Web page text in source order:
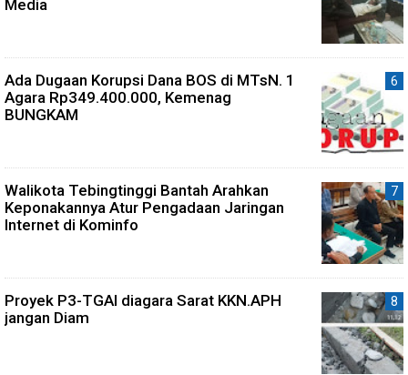
Media
Ada Dugaan Korupsi Dana BOS di MTsN. 1
Agara Rp349.400.000, Kemenag
BUNGKAM
Walikota Tebingtinggi Bantah Arahkan
Keponakannya Atur Pengadaan Jaringan
Internet di Kominfo
Proyek P3-TGAI diagara Sarat KKN.APH
jangan Diam